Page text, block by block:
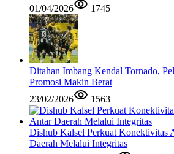
01/04/2026
1745
Ditahan Imbang Kendal Tornado,
Promosi Makin Berat
23/02/2026
1563
Dishub Kalsel Perkuat Konektivitas
Daerah Melalui Integritas